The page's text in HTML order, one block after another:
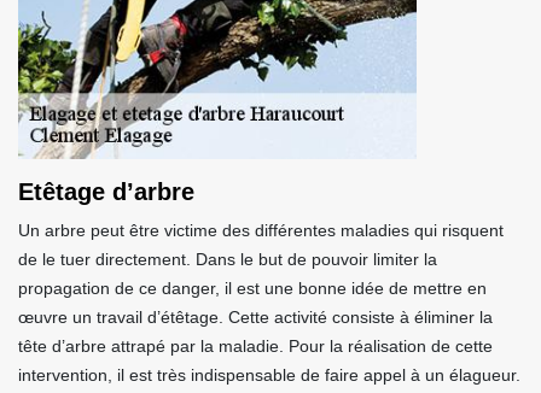
Etêtage d’arbre
Un arbre peut être victime des différentes maladies qui risquent
de le tuer directement. Dans le but de pouvoir limiter la
propagation de ce danger, il est une bonne idée de mettre en
œuvre un travail d’étêtage. Cette activité consiste à éliminer la
tête d’arbre attrapé par la maladie. Pour la réalisation de cette
intervention, il est très indispensable de faire appel à un élagueur.